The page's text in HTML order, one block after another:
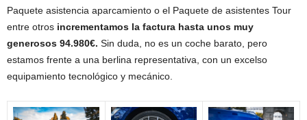
Paquete asistencia aparcamiento o el Paquete de asistentes Tour
entre otros incrementamos la factura hasta unos muy
generosos 94.980€. Sin duda, no es un coche barato, pero
estamos frente a una berlina representativa, con un excelso
equipamiento tecnológico y mecánico.